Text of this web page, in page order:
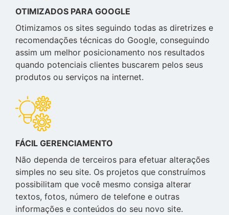
OTIMIZADOS PARA GOOGLE
Otimizamos os sites seguindo todas as diretrizes e
recomendações técnicas do Google, conseguindo
assim um melhor posicionamento nos resultados
quando potenciais clientes buscarem pelos seus
produtos ou serviços na internet.
FÁCIL GERENCIAMENTO
Não dependa de terceiros para efetuar alterações
simples no seu site. Os projetos que construímos
possibilitam que você mesmo consiga alterar
textos, fotos, número de telefone e outras
informações e conteúdos do seu novo site.